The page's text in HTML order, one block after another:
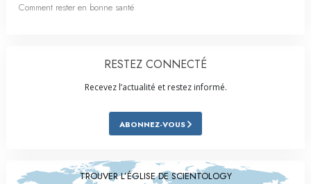
Comment rester en bonne santé
RESTEZ CONNECTÉ
Recevez l’actualité et restez informé.
ABONNEZ-VOUS
TROUVER L’ÉGLISE DE SCIENTOLOGY